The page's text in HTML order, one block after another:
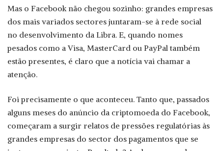
Mas o Facebook não chegou sozinho: grandes empresas
dos mais variados sectores juntaram-se à rede social
no desenvolvimento da Libra. E, quando nomes
pesados como a Visa, MasterCard ou PayPal também
estão presentes, é claro que a notícia vai chamar a
atenção.
Foi precisamente o que aconteceu. Tanto que, passados
alguns meses do anúncio da criptomoeda do Facebook,
começaram a surgir relatos de pressões regulatórias às
grandes empresas do sector dos pagamentos que se